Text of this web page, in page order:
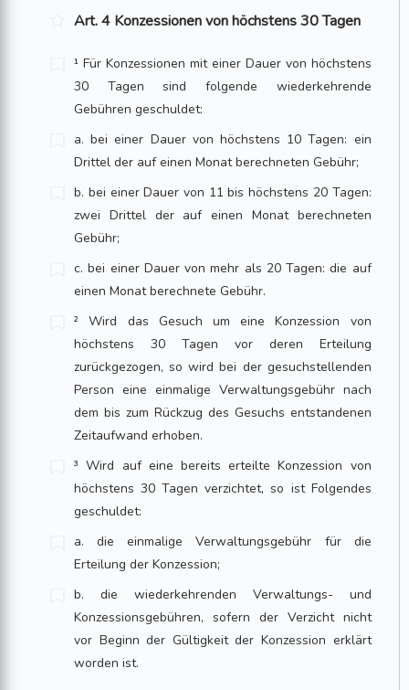
Art. 4 Konzessionen von höchstens 30 Tagen
¹ Für Konzessionen mit einer Dauer von höchstens
30 Tagen sind folgende wiederkehrende
Gebühren geschuldet:
a. bei einer Dauer von höchstens 10 Tagen: ein
Drittel der auf einen Monat berechneten Gebühr;
b. bei einer Dauer von 11 bis höchstens 20 Tagen:
zwei Drittel der auf einen Monat berechneten
Gebühr;
c. bei einer Dauer von mehr als 20 Tagen: die auf
einen Monat berechnete Gebühr.
² Wird das Gesuch um eine Konzession von
höchstens 30 Tagen vor deren Erteilung
zurückgezogen, so wird bei der gesuchstellenden
Person eine einmalige Verwaltungsgebühr nach
dem bis zum Rückzug des Gesuchs entstandenen
Zeitaufwand erhoben.
³ Wird auf eine bereits erteilte Konzession von
höchstens 30 Tagen verzichtet, so ist Folgendes
geschuldet:
a. die einmalige Verwaltungsgebühr für die
Erteilung der Konzession;
b. die wiederkehrenden Verwaltungs- und
Konzessionsgebühren, sofern der Verzicht nicht
vor Beginn der Gültigkeit der Konzession erklärt
worden ist.